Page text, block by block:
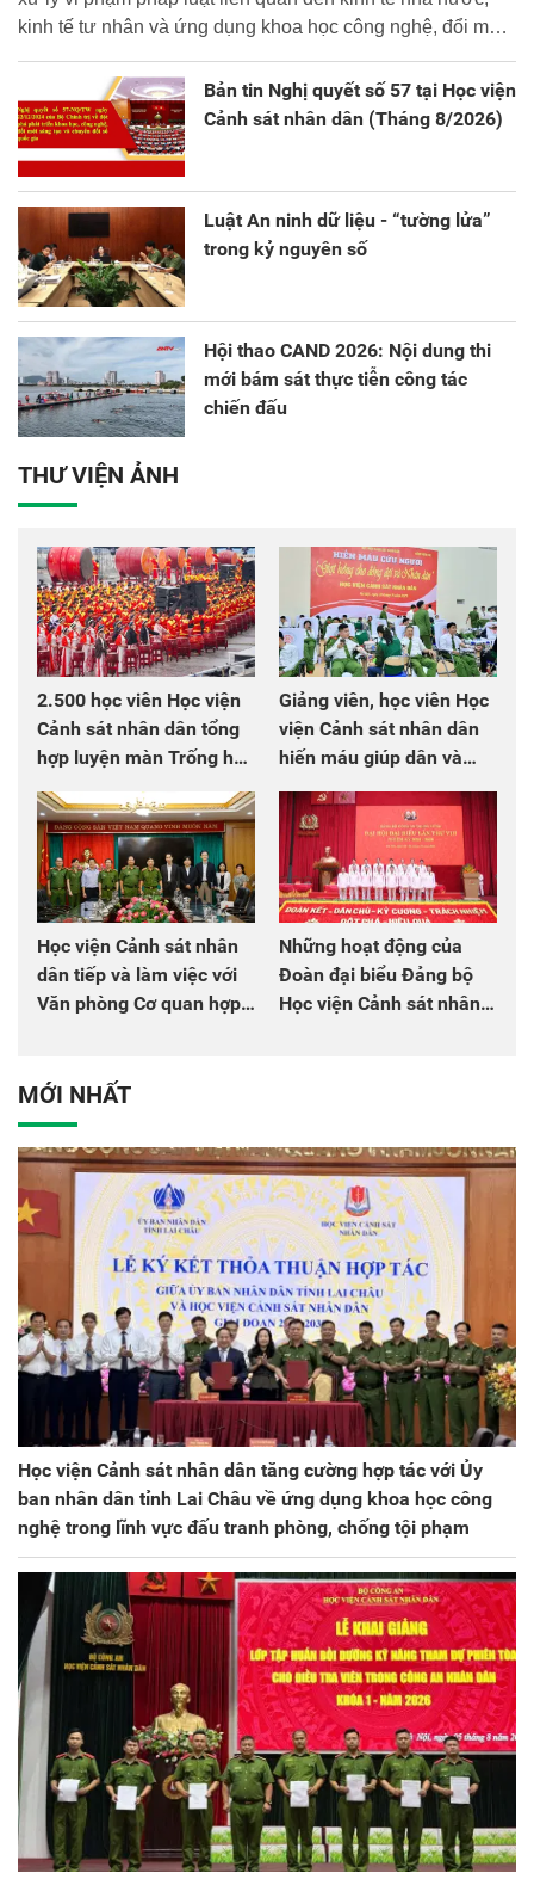
kinh tế tư nhân và ứng dụng khoa học công nghệ, đổi mới
Bản tin Nghị quyết số 57 tại Học viện
Cảnh sát nhân dân (Tháng 8/2026)
Luật An ninh dữ liệu - “tường lửa”
trong kỷ nguyên số
Hội thao CAND 2026: Nội dung thi
mới bám sát thực tiễn công tác
chiến đấu
THƯ VIỆN ẢNH
2.500 học viên Học viện
Cảnh sát nhân dân tổng
hợp luyện màn Trống hội
chào mừng Đại hội Đảng
Giảng viên, học viên Học
viện Cảnh sát nhân dân
hiến máu giúp dân và
đồng đội
Học viện Cảnh sát nhân
dân tiếp và làm việc với
Văn phòng Cơ quan hợp
Những hoạt động của
Đoàn đại biểu Đảng bộ
Học viện Cảnh sát nhân
MỚI NHẤT
Học viện Cảnh sát nhân dân tăng cường hợp tác với Ủy
ban nhân dân tỉnh Lai Châu về ứng dụng khoa học công
nghệ trong lĩnh vực đấu tranh phòng, chống tội phạm